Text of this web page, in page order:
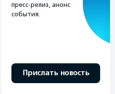
пресс-релиз, анонс
события.
Прислать новость